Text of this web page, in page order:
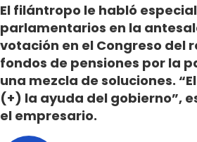
El filántropo le habló
parlamentarios en la
votación en el Congreso del
fondos de pensiones por la
una mezcla de soluciones. “El
(+) la ayuda del gobierno”,
el empresario.